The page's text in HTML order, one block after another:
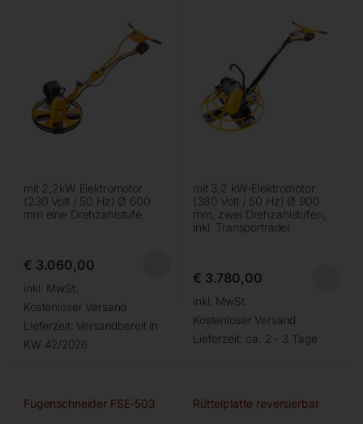
mit 2,2kW Elektromotor
(230 Volt / 50 Hz) Ø 600
mm eine Drehzahlstufe
€ 3.060,00
inkl. MwSt.
Kostenloser Versand
Lieferzeit: Versandbereit in
KW 42/2026
mit 3,2 kW-Elektromotor
(380 Volt / 50 Hz) Ø 900
mm, zwei Drehzahlstufen,
inkl. Transporträder
€ 3.780,00
inkl. MwSt.
Kostenloser Versand
Lieferzeit: ca. 2 - 3 Tage
Fugenschneider FSE-503 Rüttelplatte reversierbar